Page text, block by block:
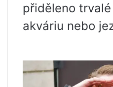
přiděleno
akváriu nebo